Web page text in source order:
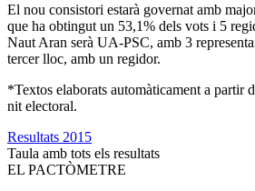
El nou consistori estarà governat amb
que ha obtingut un 53,1% dels vots i 5
Naut Aran serà UA-PSC, amb 3
tercer lloc, amb un regidor.
*Textos elaborats automàticament a partir
nit electoral.
Resultats 2015
Taula amb tots els resultats
EL PACTÒMETRE